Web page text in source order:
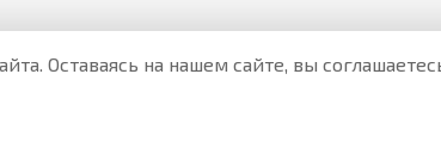
Оставаясь на нашем сайте, вы